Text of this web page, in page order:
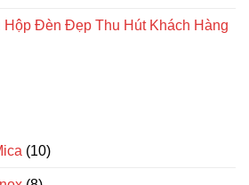
Hộp Đèn Đẹp Thu Hút Khách Hàng
(10)